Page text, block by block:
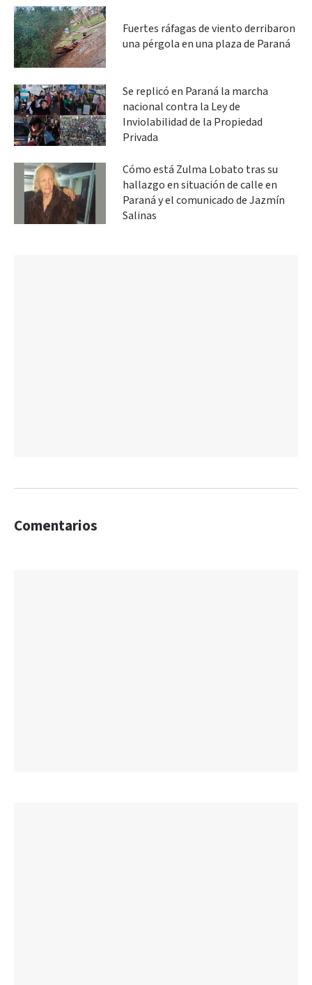
Fuertes ráfagas de viento derribaron
una pérgola en una plaza de Paraná
Se replicó en Paraná la marcha
nacional contra la Ley de
Inviolabilidad de la Propiedad
Privada
Cómo está Zulma Lobato tras su
hallazgo en situación de calle en
Paraná y el comunicado de Jazmín
Salinas
Comentarios